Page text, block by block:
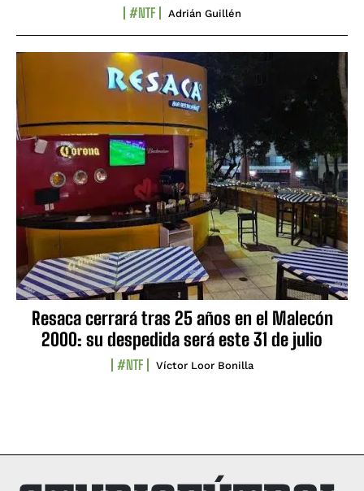
#NTF Adrián Guillén
Resaca cerrará tras 25 años en el Malecón
2000: su despedida será este 31 de julio
#NTF Víctor Loor Bonilla